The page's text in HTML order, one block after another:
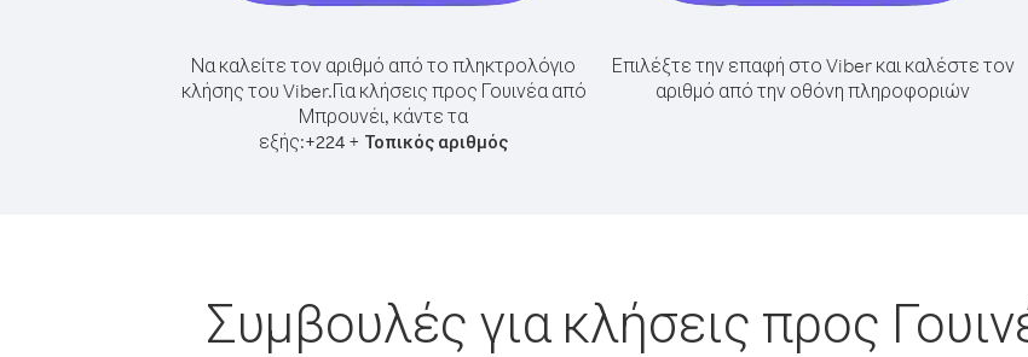
Να καλείτε τον αριθμό από το πληκτρολόγιο
κλήσης του Viber.Για κλήσεις προς Γουινέα από
Μπρουνέι, κάντε τα
εξής:+224 + Τοπικός αριθμός
Επιλέξτε την επαφή στο Viber και καλέστε τον
αριθμό από την οθόνη πληροφοριών
Συμβουλές για κλήσεις προς